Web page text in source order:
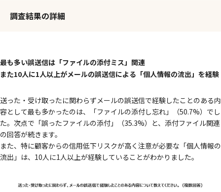
調査結果の詳細
最も多い誤送信は「ファイルの添付ミス」関連
また10人に1人以上がメールの誤送信による「個人情報の流出」を経験
送った・受け取ったに関わらずメールの誤送信で経験したことのある内
容として最も多かったのは、「ファイルの添付し忘れ」（50.7%）でし
た。次点で「誤ったファイルの添付」（35.3%）と、添付ファイル関連
の回答が続きます。
また、特に顧客からの信用低下リスクが高く注意が必要な「個人情報の
流出」は、10人に1人以上が経験していることがわかりました。